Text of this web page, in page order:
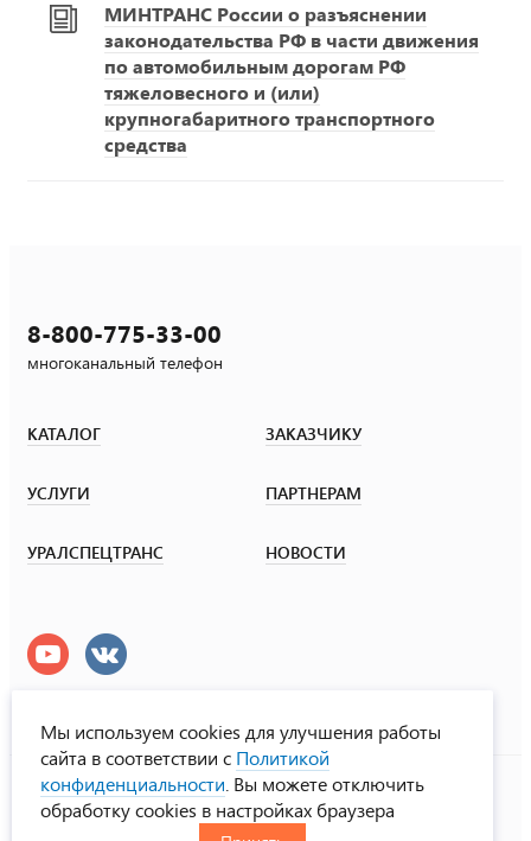
МИНТРАНС России о разъяснении
законодательства РФ в части движения
по автомобильным дорогам РФ
тяжеловесного и (или)
крупногабаритного транспортного
средства
8-800-775-33-00
многоканальный телефон
КАТАЛОГ ЗАКАЗЧИКУ
УСЛУГИ ПАРТНЕРАМ
УРАЛСПЕЦТРАНС НОВОСТИ
УралСпецТранс
© ООО «Урал СТ», 2000-2026
Политика конфиденциальности
Мы используем cookies для улучшения работы
сайта в соответствии с Политикой
конфиденциальности . Вы можете отключить
обработку cookies в настройках браузера